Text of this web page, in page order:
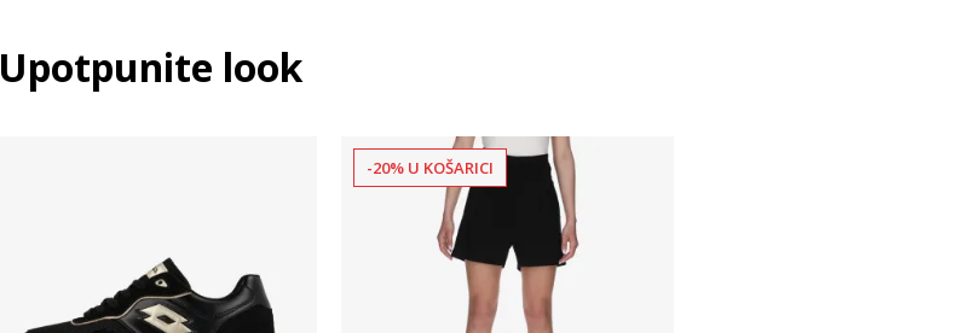
Upotpunite look
-20% U KOŠARICI